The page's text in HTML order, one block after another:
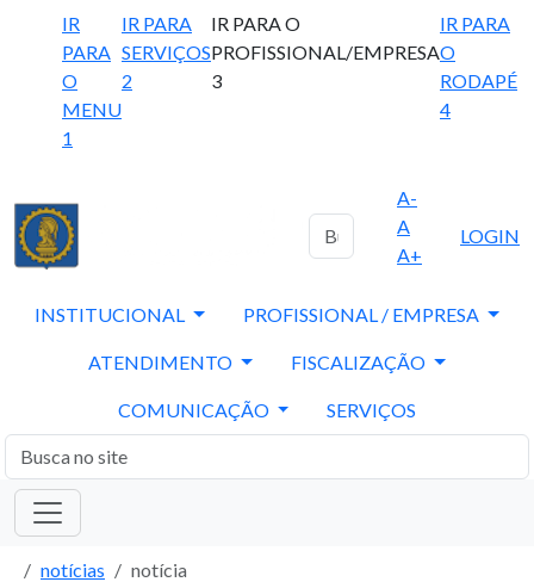
IR
PARA
O
MENU
1
IR PARA
SERVIÇOS
2
IR PARA O
PROFISSIONAL/EMPRESA
3
IR PARA
O
RODAPÉ
4
A-
A
A+
LOGIN
INSTITUCIONAL PROFISSIONAL / EMPRESA
ATENDIMENTO FISCALIZAÇÃO
COMUNICAÇÃO SERVIÇOS
notícias notícia